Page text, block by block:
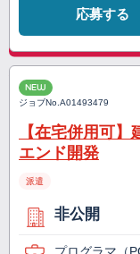
応募する
NEW
ジョブNo.A01493479
【在宅併用可
エンド開発
派遣
非公開